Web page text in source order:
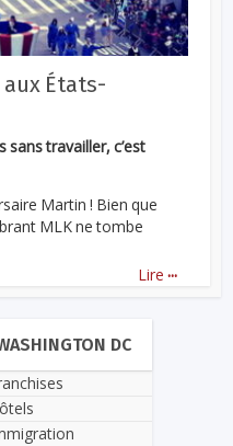
États-
sans travailler, c’est
Martin ! Bien que
MLK ne tombe
Lire ...
DC